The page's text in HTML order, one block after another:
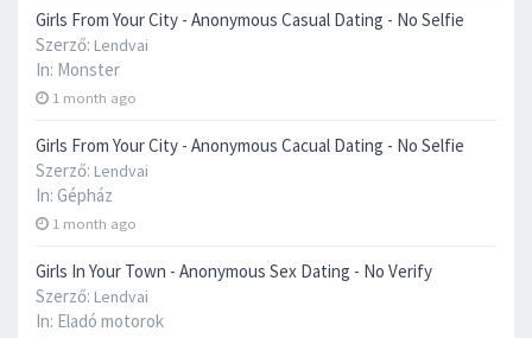
Girls From Your City - Anonymous Casual Dating - No Selfie
Szerző: Lendvai
In: Monster
1 month ago
Girls From Your City - Anonymous Cacual Dating - No Selfie
Szerző: Lendvai
In: Gépház
1 month ago
Girls In Your Town - Anonymous Sex Dating - No Verify
Szerző: Lendvai
In: Eladó motorok